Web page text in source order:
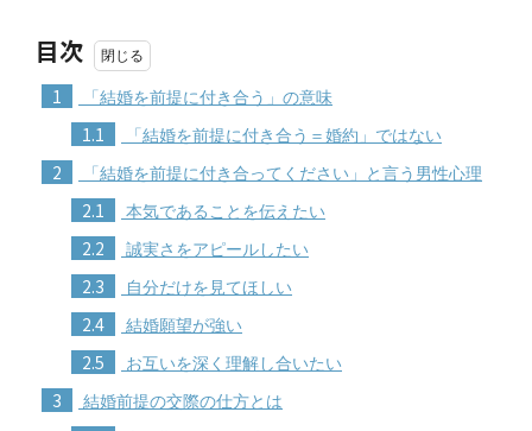
目次
1 「結婚を前提に付き合う」の意味
1.1 「結婚を前提に付き合う＝婚約」ではない
2 「結婚を前提に付き合ってください」と言う男性心理
2.1 本気であることを伝えたい
2.2 誠実さをアピールしたい
2.3 自分だけを見てほしい
2.4 結婚願望が強い
2.5 お互いを深く理解し合いたい
3 結婚前提の交際の仕方とは